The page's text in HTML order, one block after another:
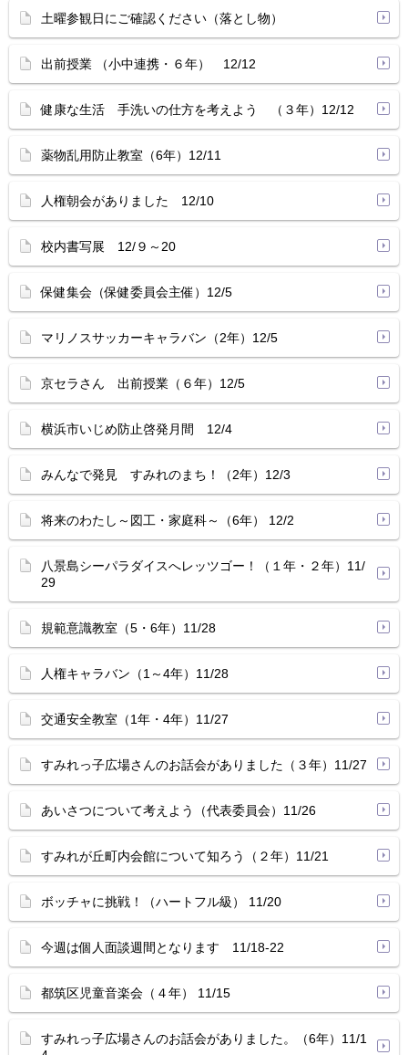
土曜参観日にご確認ください（落とし物）
出前授業 （小中連携・６年） 12/12
健康な生活 手洗いの仕方を考えよう （３年）12/12
薬物乱用防止教室（6年）12/11
人権朝会がありました 12/10
校内書写展 12/９～20
保健集会（保健委員会主催）12/5
マリノスサッカーキャラバン（2年）12/5
京セラさん 出前授業（６年）12/5
横浜市いじめ防止啓発月間 12/4
みんなで発見 すみれのまち！（2年）12/3
将来のわたし～図工・家庭科～（6年） 12/2
八景島シーパラダイスへレッツゴー！（１年・２年）11/
29
規範意識教室（5・6年）11/28
人権キャラバン（1～4年）11/28
交通安全教室（1年・4年）11/27
すみれっ子広場さんのお話会がありました（３年）11/27
あいさつについて考えよう（代表委員会）11/26
すみれが丘町内会館について知ろう（２年）11/21
ボッチャに挑戦！（ハートフル級） 11/20
今週は個人面談週間となります 11/18-22
都筑区児童音楽会（４年） 11/15
すみれっ子広場さんのお話会がありました。（6年）11/1